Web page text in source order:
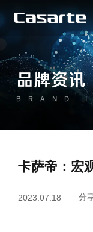
品牌资讯
BRAND
卡萨帝：宏
2023.07.18 分